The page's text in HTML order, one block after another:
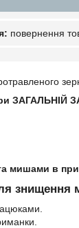
повернення
ЗАГАЛЬНІЙ
мишами в
знищення